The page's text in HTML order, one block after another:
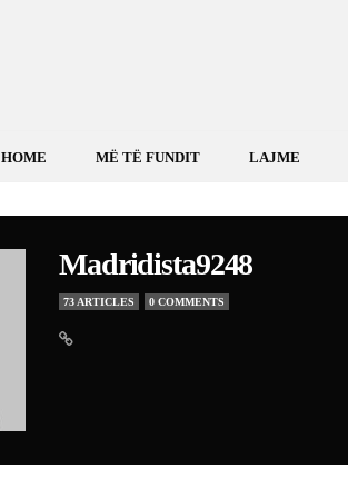
HOME MË TË FUNDIT LAJME
Madridista9248
73 ARTICLES 0 COMMENTS